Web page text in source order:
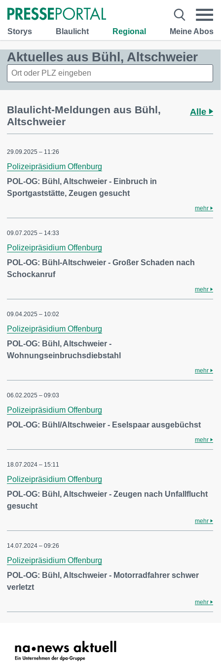
Storys Blaulicht Regional Meine Abos
Aktuelles aus Bühl, Altschweier
Blaulicht-Meldungen aus Bühl,
Altschweier
Alle
29.09.2025 – 11:26
Polizeipräsidium Offenburg
POL-OG: Bühl, Altschweier - Einbruch in
Sportgaststätte, Zeugen gesucht
mehr
09.07.2025 – 14:33
Polizeipräsidium Offenburg
POL-OG: Bühl-Altschweier - Großer Schaden nach
Schockanruf
mehr
09.04.2025 – 10:02
Polizeipräsidium Offenburg
POL-OG: Bühl, Altschweier -
Wohnungseinbruchsdiebstahl
mehr
06.02.2025 – 09:03
Polizeipräsidium Offenburg
POL-OG: Bühl/Altschweier - Eselspaar ausgebüchst
mehr
18.07.2024 – 15:11
Polizeipräsidium Offenburg
POL-OG: Bühl, Altschweier - Zeugen nach Unfallflucht
gesucht
mehr
14.07.2024 – 09:26
Polizeipräsidium Offenburg
POL-OG: Bühl, Altschweier - Motorradfahrer schwer
verletzt
mehr